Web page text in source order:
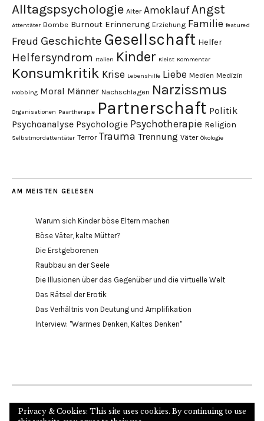
Alltagspsychologie Alter Amoklauf Angst
Attentäter Bombe Burnout Erinnerung Erziehung Familie featured
Freud Geschichte Gesellschaft Helfer
Helfersyndrom Italien Kinder Kleist Kommentar
Konsumkritik Krise Lebenshilfe Liebe Medien Medizin
Mobbing Moral Männer Nachschlagen Narzissmus
Organisationen Paartherapie Partnerschaft Politik
Psychoanalyse Psychologie Psychotherapie Religion
Selbstmordattentäter Terror Trauma Trennung Väter Ökologie
AM MEISTEN GELESEN
Warum sich Kinder böse Eltern machen
Böse Väter, kalte Mütter?
Die Erstgeborenen
Raubbau an der Seele
Die Illusionen über das Gegenüber und die virtuelle Welt
Das Rätsel der Erotik
Das Verhältnis von Deutung und Amplifikation
Interview: "Warmes Denken, Kaltes Denken"
Internetseite des Autors und Psychoanalytikers
Privacy & Cookies: This site uses cookies. By continuing to use